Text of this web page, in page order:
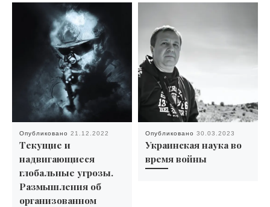
Опубликовано 21.12.2022
Текущие и
надвигающиеся
глобальные угрозы.
Размышления об
организованном
Опубликовано 30.03.2023
Украинская наука во
время войны